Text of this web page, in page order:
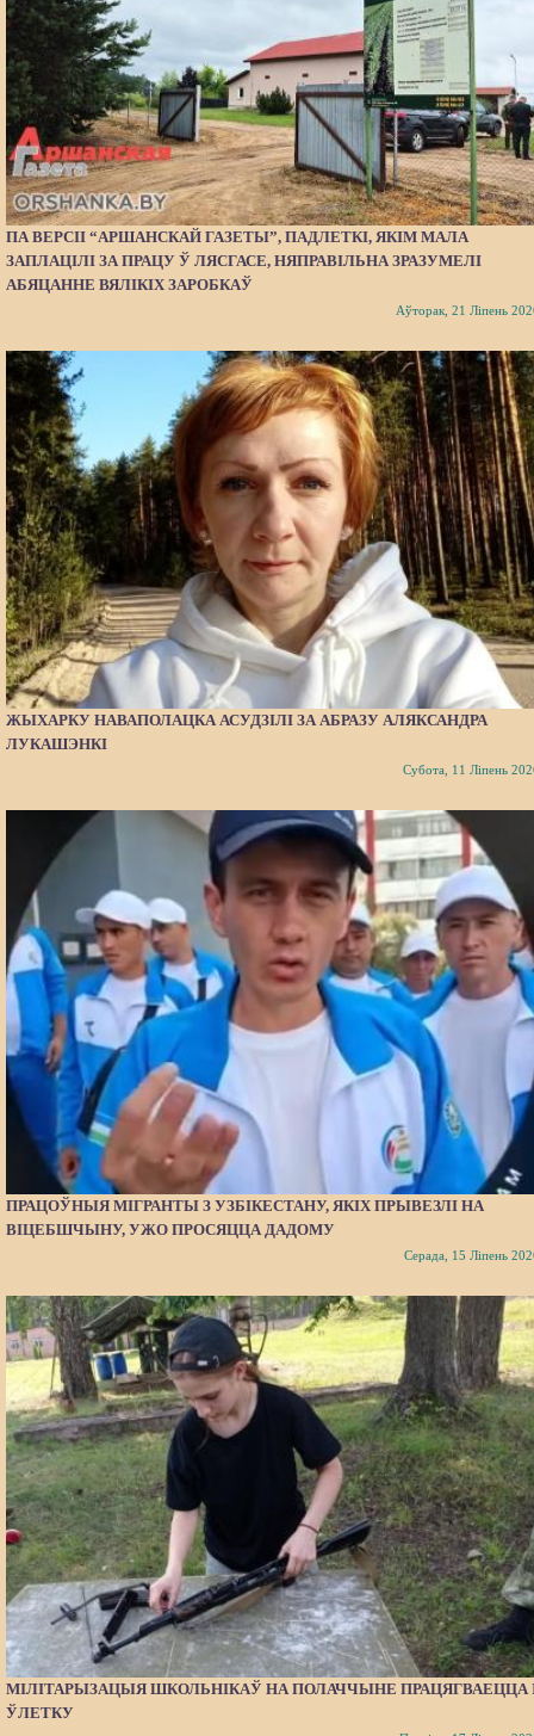
ПА ВЕРСІІ “АРШАНСКАЙ ГАЗЕТЫ”, ПАДЛЕТКІ, ЯКІМ МАЛА
ЗАПЛАЦІЛІ ЗА ПРАЦУ Ў ЛЯСГАСЕ, НЯПРАВІЛЬНА ЗРАЗУМЕЛІ
АБЯЦАННЕ ВЯЛІКІХ ЗАРОБКАЎ
Аўторак, 21 Ліпень
ЖЫХАРКУ НАВАПОЛАЦКА АСУДЗІЛІ ЗА АБРАЗУ АЛЯКСАНДРА
ЛУКАШЭНКІ
Субота, 11 Ліпень
ПРАЦОЎНЫЯ МІГРАНТЫ З УЗБІКЕСТАНУ, ЯКІХ ПРЫВЕЗЛІ НА
ВІЦЕБШЧЫНУ, УЖО ПРОСЯЦЦА ДАДОМУ
Серада, 15 Ліпень
МІЛІТАРЫЗАЦЫЯ ШКОЛЬНІКАЎ НА ПОЛАЧЧЫНЕ ПРАЦЯГВАЕЦЦА
ЎЛЕТКУ